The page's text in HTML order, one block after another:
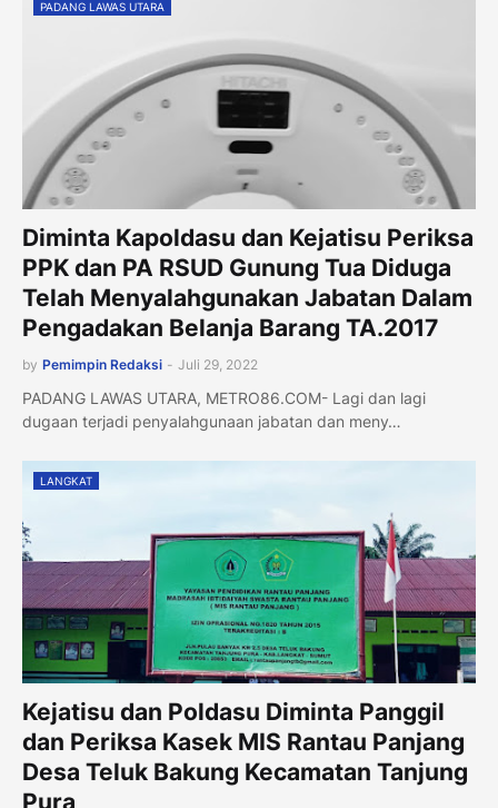
PADANG LAWAS UTARA
Diminta Kapoldasu dan Kejatisu Periksa
PPK dan PA RSUD Gunung Tua Diduga
Telah Menyalahgunakan Jabatan Dalam
Pengadakan Belanja Barang TA.2017
by Pemimpin Redaksi - Juli 29, 2022
PADANG LAWAS UTARA, METRO86.COM- Lagi dan lagi
dugaan terjadi penyalahgunaan jabatan dan meny…
LANGKAT
Kejatisu dan Poldasu Diminta Panggil
dan Periksa Kasek MIS Rantau Panjang
Desa Teluk Bakung Kecamatan Tanjung
Pura